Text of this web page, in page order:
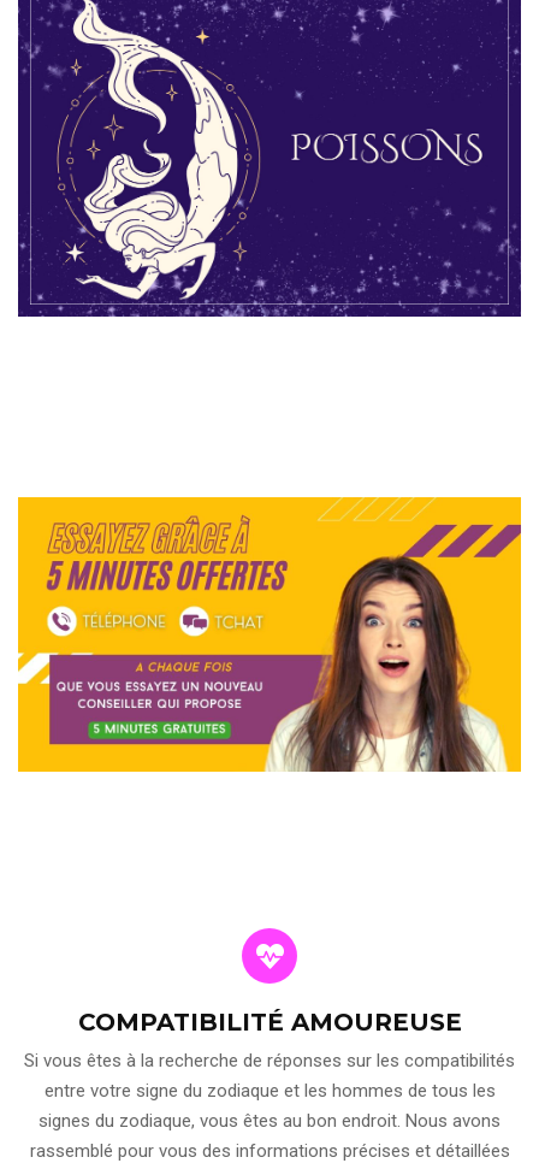
COMPATIBILITÉ AMOUREUSE
Si vous êtes à la recherche de réponses sur les compatibilités
entre votre signe du zodiaque et les hommes de tous les
signes du zodiaque, vous êtes au bon endroit. Nous avons
rassemblé pour vous des informations précises et détaillées